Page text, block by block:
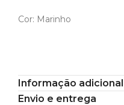
Cor: Marinho
Informação adicional
Envio e entrega